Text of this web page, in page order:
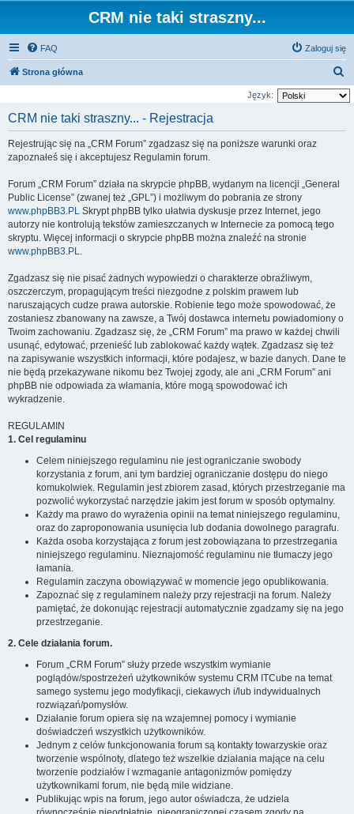
CRM nie taki straszny...
FAQ Zaloguj się
Strona główna
z
Język:
CRM nie taki straszny... - Rejestracja
Rejestrując się na „CRM Forum” zgadzasz się na poniższe warunki oraz
zapoznałeś się i akceptujesz Regulamin forum.
Forum „CRM Forum” działa na skrypcie phpBB, wydanym na licencji „General
Public License” (zwanej też „GPL”) i możliwym do pobrania ze strony
www.phpBB3.PL Skrypt phpBB tylko ułatwia dyskusje przez Internet, jego
autorzy nie kontrolują tekstów zamieszczanych w Internecie za pomocą tego
skryptu. Więcej informacji o skrypcie phpBB można znaleźć na stronie
www.phpBB3.PL.
Zgadzasz się nie pisać żadnych wypowiedzi o charakterze obraźliwym,
oszczerczym, propagującym treści niezgodne z polskim prawem lub
naruszających cudze prawa autorskie. Robienie tego może spowodować, że
zostaniesz zbanowany na zawsze, a Twój dostawca internetu powiadomiony o
Twoim zachowaniu. Zgadzasz się, że „CRM Forum” ma prawo w każdej chwili
usunąć, edytować, przenieść lub zablokować każdy wątek. Zgadzasz się też
na zapisywanie wszystkich informacji, które podajesz, w bazie danych. Dane te
nie będą przekazywane nikomu bez Twojej zgody, ale ani „CRM Forum” ani
phpBB nie odpowiada za włamania, które mogą spowodować ich
wykradzenie.
REGULAMIN
1. Cel regulaminu
Celem niniejszego regulaminu nie jest ograniczanie swobody
korzystania z forum, ani tym bardziej ograniczanie dostępu do niego
komukolwiek. Regulamin jest zbiorem zasad, których przestrzeganie ma
pozwolić wykorzystać narzędzie jakim jest forum w sposób optymalny.
Każdy ma prawo do wyrażenia opinii na temat niniejszego regulaminu,
oraz do zaproponowania usunięcia lub dodania dowolnego paragrafu.
Każda osoba korzystająca z forum jest zobowiązana to przestrzegania
niniejszego regulaminu. Nieznajomość regulaminu nie tłumaczy jego
łamania.
Regulamin zaczyna obowiązywać w momencie jego opublikowania.
Zapoznać się z regulaminem należy przy rejestracji na forum. Należy
pamiętać, że dokonując rejestracji automatycznie zgadzamy się na jego
przestrzeganie.
2. Cele działania forum.
Forum „CRM Forum” służy przede wszystkim wymianie
poglądów/spostrzeżeń użytkowników systemu CRM ITCube na temat
samego systemu jego modyfikacji, ciekawych i/lub indywidualnych
rozwiązań/pomysłów.
Działanie forum opiera się na wzajemnej pomocy i wymianie
doświadczeń wszystkich użytkowników.
Jednym z celów funkcjonowania forum są kontakty towarzyskie oraz
tworzenie wspólnoty, dlatego też wszelkie działania mające na celu
tworzenie podziałów i wzmaganie antagonizmów pomiędzy
użytkownikami forum, nie będą mile widziane.
Publikując wpis na forum, jego autor oświadcza, że udziela